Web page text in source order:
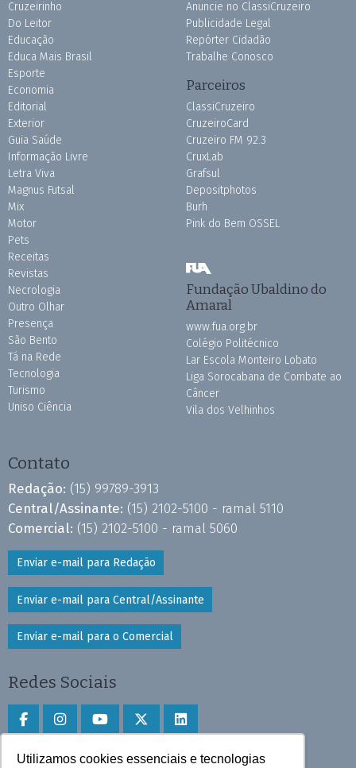
Utilizamos cookies essenciais e tecnologias
Cruzeirinho
Do Leitor
Educação
Educa Mais Brasil
Esporte
Economia
Editorial
Exterior
Guia Saúde
Informação Livre
Letra Viva
Magnus Futsal
Mix
Motor
Pets
Receitas
Revistas
Necrologia
Outro Olhar
Presença
São Bento
Tá na Rede
Tecnologia
Turismo
Uniso Ciência
Anuncie no ClassiCruzeiro
Publicidade Legal
Repórter Cidadão
Trabalhe Conosco
Parceiros
ClassiCruzeiro
CruzeiroCard
Cruzeiro FM 92.3
CruxLab
Grafsul
Depositphotos
Burh
Pink do Bem OSSEL
Fundação Ubaldino do
Amaral
www.fua.org.br
Colégio Politécnico
Lar Escola Monteiro Lobato
Liga Sorocabana de Combate ao
Câncer
Vila dos Velhinhos
Contato
Redação: (15) 99789-3913
Central/Assinante: (15) 2102-5100 - ramal 5110
Comercial: (15) 2102-5100 - ramal 5060
Enviar e-mail para Redação
Enviar e-mail para Central/Assinante
Enviar e-mail para o Comercial
Redes Sociais